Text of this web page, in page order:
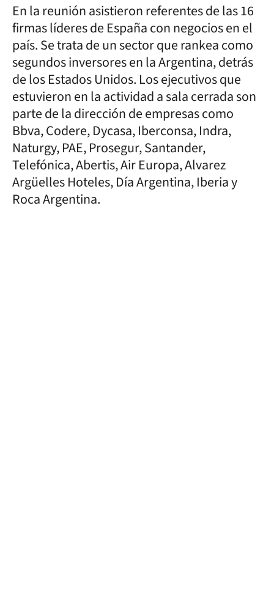
En la reunión asistieron referentes de las 16
firmas líderes de España con negocios en el
país. Se trata de un sector que rankea como
segundos inversores en la Argentina, detrás
de los Estados Unidos. Los ejecutivos que
estuvieron en la actividad a sala cerrada son
parte de la dirección de empresas como
Bbva, Codere, Dycasa, Iberconsa, Indra,
Naturgy, PAE, Prosegur, Santander,
Telefónica, Abertis, Air Europa, Alvarez
Argüelles Hoteles, Día Argentina, Iberia y
Roca Argentina.